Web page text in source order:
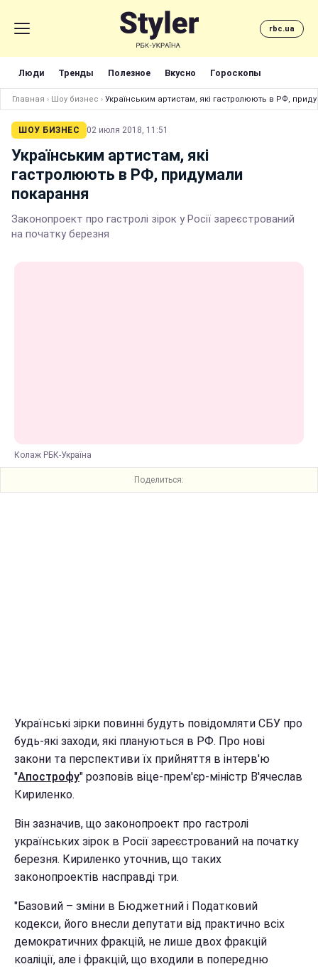
rbc.ua
Люди Тренды Полезное Вкусно Гороскопы
Главная › Шоу бизнес › Українським артистам, які гастролюють в РФ,
ШОУ БИЗНЕС 02 июля 2018, 11:51
Українським артистам, які
гастролюють в РФ, придумали
покарання
Законопроект про гастролі зірок у Росії зареєстрований
на початку березня
Колаж РБК-Україна
Поделиться:
Українські зірки повинні будуть повідомляти СБУ про
будь-які заходи, які плануються в РФ. Про нові
закони та перспективи їх прийняття в інтерв'ю
"Апострофу" розповів віце-прем'єр-міністр В'ячеслав
Кириленко.
Він зазначив, що законопроект про гастролі
українських зірок в Росії зареєстрований на початку
березня. Кириленко уточнив, що таких
законопроектів насправді три.
"Базовий – зміни в Бюджетний і Податковий
кодекси, його внесли депутати від практично всіх
демократичних фракцій, не лише двох фракцій
коаліції, але і фракцій, що входили в попередню